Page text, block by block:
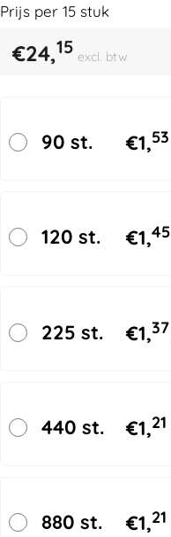
Prijs per 15 stuk
€24,15 excl. btw
90 st. €1,53
120 st. €1,45
225 st. €1,37
440 st. €1,21
880 st. €1,21